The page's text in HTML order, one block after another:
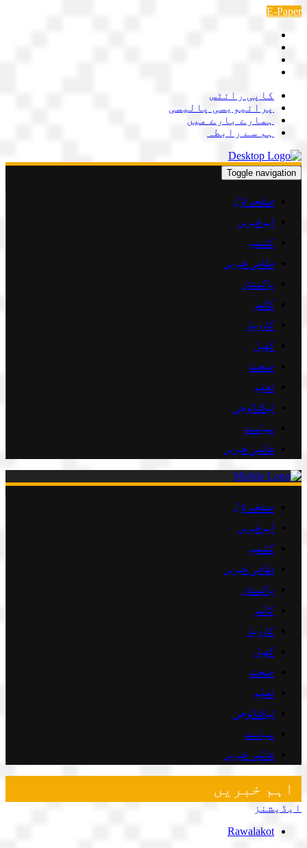
Skip
content
E-Paper
کاپی رائٹس
پرائیویسی پالیسی
ہمارے بارے میں
ہم سے رابطہ
Toggle navigation
صفحہ اوّل
اہم خبریں
کشمیر
مقامی خبریں
پاکستان
کالمز
کاروبار
کھیل
صحت
تعلیم
ٹیکنالوجی
سیاست
عالمی خبریں
صفحہ اوّل
اہم خبریں
کشمیر
مقامی خبریں
پاکستان
کالمز
کاروبار
کھیل
صحت
تعلیم
ٹیکنالوجی
سیاست
عالمی خبریں
اہم خبریں
ایڈیشنز
Rawalakot